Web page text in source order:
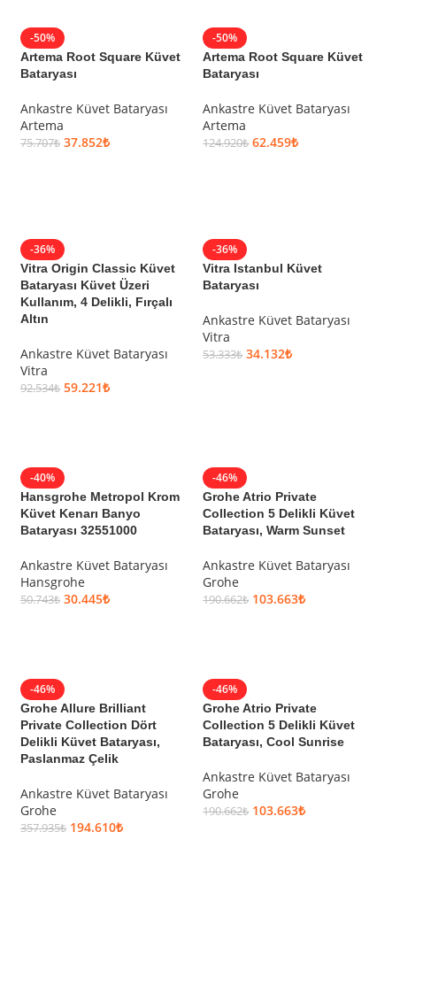
-50%
Artema Root Square Küvet
Bataryası
Ankastre Küvet Bataryası
Artema
75.707₺ 37.852₺
-50%
Artema Root Square Küvet
Bataryası
Ankastre Küvet Bataryası
Artema
124.920₺ 62.459₺
-36%
Vitra Origin Classic Küvet
Bataryası Küvet Üzeri
Kullanım, 4 Delikli, Fırçalı
Altın
Ankastre Küvet Bataryası
Vitra
92.534₺ 59.221₺
-36%
Vitra Istanbul Küvet
Bataryası
Ankastre Küvet Bataryası
Vitra
53.333₺ 34.132₺
-40%
Hansgrohe Metropol Krom
Küvet Kenarı Banyo
Bataryası 32551000
Ankastre Küvet Bataryası
Hansgrohe
50.743₺ 30.445₺
-46%
Grohe Atrio Private
Collection 5 Delikli Küvet
Bataryası, Warm Sunset
Ankastre Küvet Bataryası
Grohe
190.662₺ 103.663₺
-46%
Grohe Allure Brilliant
Private Collection Dört
Delikli Küvet Bataryası,
Paslanmaz Çelik
Ankastre Küvet Bataryası
Grohe
357.935₺ 194.610₺
-46%
Grohe Atrio Private
Collection 5 Delikli Küvet
Bataryası, Cool Sunrise
Ankastre Küvet Bataryası
Grohe
190.662₺ 103.663₺